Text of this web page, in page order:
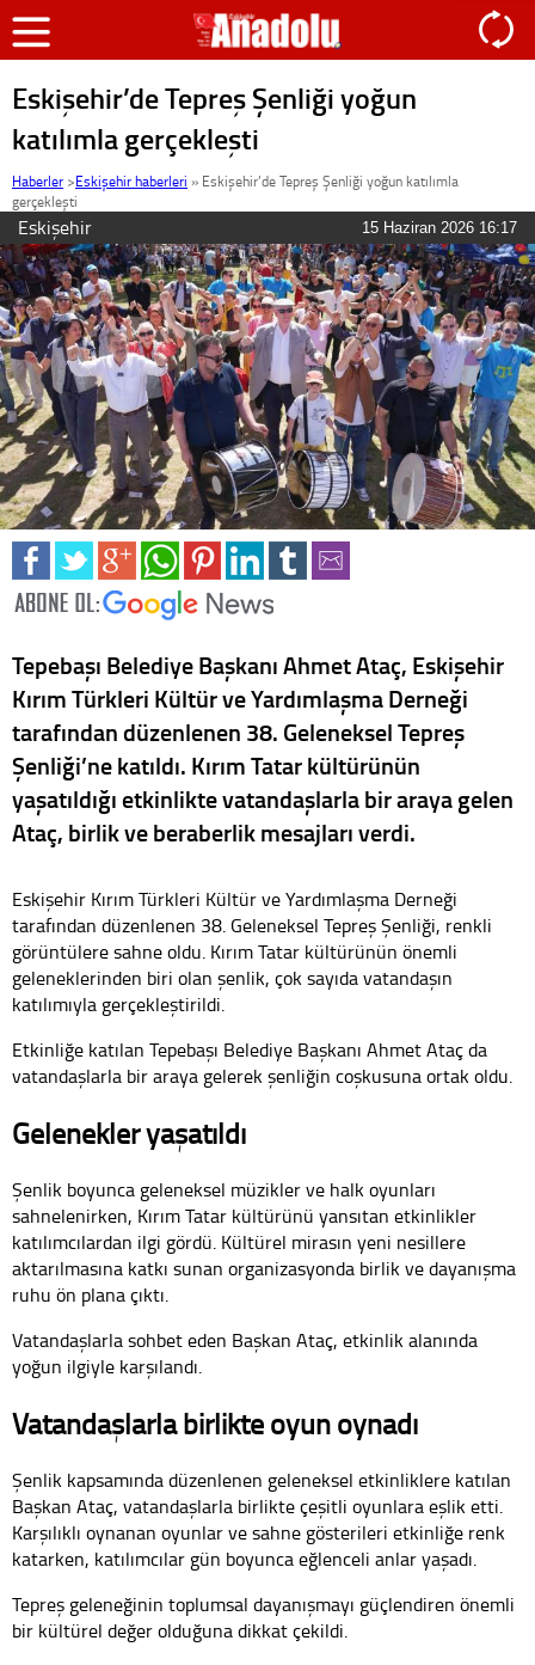
Eskişehir’de Tepreş Şenliği yoğun
katılımla gerçekleşti
Haberler >Eskişehir haberleri » Eskişehir’de Tepreş Şenliği yoğun katılımla
gerçekleşti
Eskişehir 15 Haziran 2026 16:17
Tepebaşı Belediye Başkanı Ahmet Ataç, Eskişehir
Kırım Türkleri Kültür ve Yardımlaşma Derneği
tarafından düzenlenen 38. Geleneksel Tepreş
Şenliği’ne katıldı. Kırım Tatar kültürünün
yaşatıldığı etkinlikte vatandaşlarla bir araya gelen
Ataç, birlik ve beraberlik mesajları verdi.
Eskişehir Kırım Türkleri Kültür ve Yardımlaşma Derneği
tarafından düzenlenen 38. Geleneksel Tepreş Şenliği, renkli
görüntülere sahne oldu. Kırım Tatar kültürünün önemli
geleneklerinden biri olan şenlik, çok sayıda vatandaşın
katılımıyla gerçekleştirildi.
Etkinliğe katılan Tepebaşı Belediye Başkanı Ahmet Ataç da
vatandaşlarla bir araya gelerek şenliğin coşkusuna ortak oldu.
Gelenekler yaşatıldı
Şenlik boyunca geleneksel müzikler ve halk oyunları
sahnelenirken, Kırım Tatar kültürünü yansıtan etkinlikler
katılımcılardan ilgi gördü. Kültürel mirasın yeni nesillere
aktarılmasına katkı sunan organizasyonda birlik ve dayanışma
ruhu ön plana çıktı.
Vatandaşlarla sohbet eden Başkan Ataç, etkinlik alanında
yoğun ilgiyle karşılandı.
Vatandaşlarla birlikte oyun oynadı
Şenlik kapsamında düzenlenen geleneksel etkinliklere katılan
Başkan Ataç, vatandaşlarla birlikte çeşitli oyunlara eşlik etti.
Karşılıklı oynanan oyunlar ve sahne gösterileri etkinliğe renk
katarken, katılımcılar gün boyunca eğlenceli anlar yaşadı.
Tepreş geleneğinin toplumsal dayanışmayı güçlendiren önemli
bir kültürel değer olduğuna dikkat çekildi.